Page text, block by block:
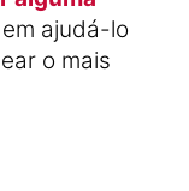
ajudá-lo
o mais